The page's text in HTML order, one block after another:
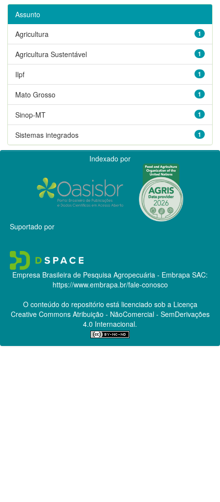
Assunto
1
Agricultura
1
Agricultura Sustentável
1
Ilpf
1
Mato Grosso
1
Sinop-MT
1
Sistemas integrados
Indexado por
Suportado por
Empresa Brasileira de Pesquisa Agropecuária - Embrapa SAC:
https://www.embrapa.br/fale-conosco
O conteúdo do repositório está licenciado sob a Licença
Creative CommonsAtribuição - NãoComercial - SemDerivações
4.0 Internacional.